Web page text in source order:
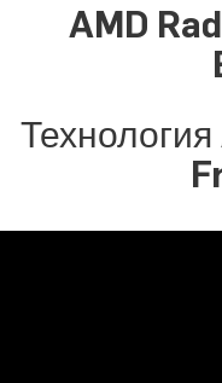
AMD